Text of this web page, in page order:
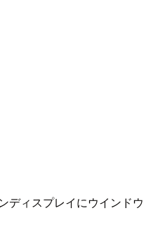
ディスプレイにウインドウ